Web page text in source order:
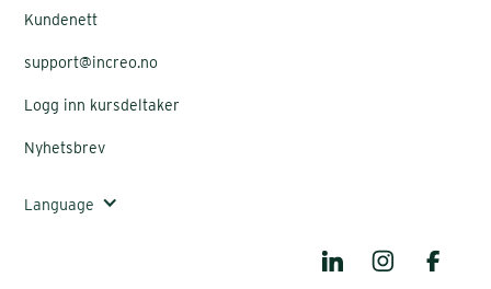
Kundenett
support@increo.no
Logg inn kursdeltaker
Nyhetsbrev
Language